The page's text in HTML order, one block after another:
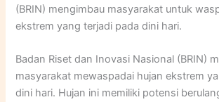
(BRIN) mengimbau masyarakat untuk
ekstrem yang terjadi pada dini hari.
Badan Riset dan Inovasi Nasional (BRIN)
masyarakat mewaspadai hujan ekstrem
dini hari. Hujan ini memiliki potensi